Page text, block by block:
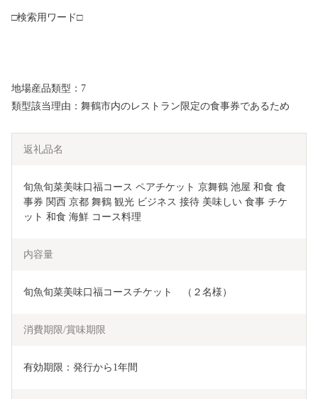
□検索用ワード□
地場産品類型：7
類型該当理由：舞鶴市内のレストラン限定の食事券であるため
返礼品名
旬魚旬菜美味口福コース ペアチケット 京舞鶴 池屋 和食 食
事券 関西 京都 舞鶴 観光 ビジネス 接待 美味しい 食事 チケ
ット 和食 海鮮 コース料理
内容量
旬魚旬菜美味口福コースチケット　（２名様）
消費期限/賞味期限
有効期限：発行から1年間